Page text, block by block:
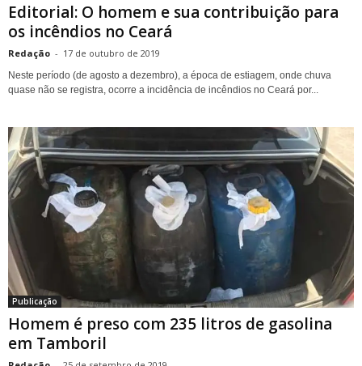
Editorial: O homem e sua contribuição para
os incêndios no Ceará
Redação - 17 de outubro de 2019
Neste período (de agosto a dezembro), a época de estiagem, onde chuva
quase não se registra, ocorre a incidência de incêndios no Ceará por...
Publicação
Homem é preso com 235 litros de gasolina
em Tamboril